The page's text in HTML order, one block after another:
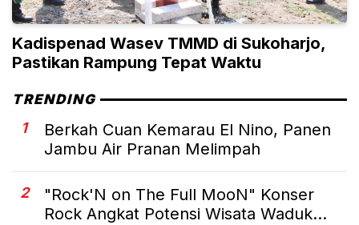
Kadispenad Wasev TMMD di Sukoharjo,
Pastikan Rampung Tepat Waktu
TRENDING
1
Berkah Cuan Kemarau El Nino, Panen
Jambu Air Pranan Melimpah
2
"Rock'N on The Full MooN" Konser
Rock Angkat Potensi Wisata Waduk...